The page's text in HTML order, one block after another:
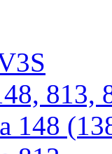
813,
148